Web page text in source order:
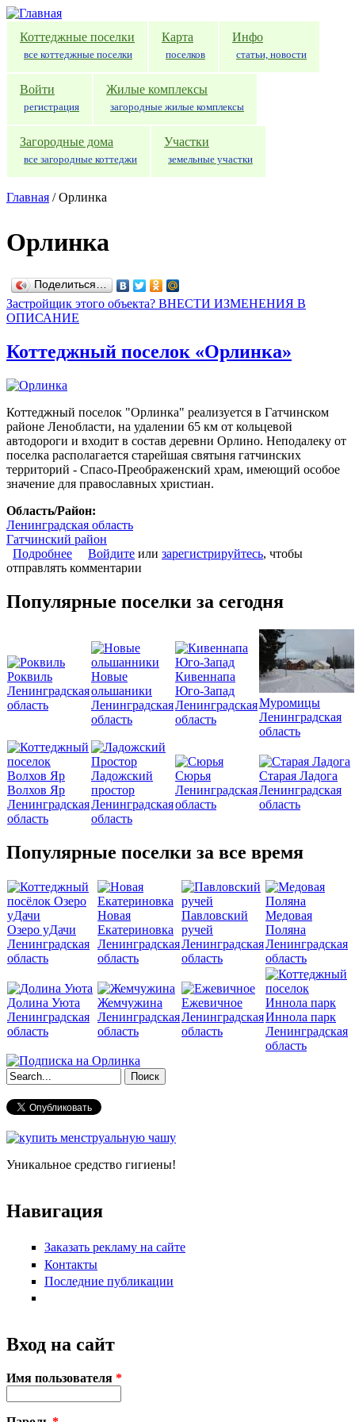
Перейти к основному содержанию
Коттеджные поселки
все коттеджные поселки
Карта
поселков
Инфо
статьи, новости
Войти
регистрация
Жилые комплексы
загородные жилые комплексы
Загородные дома
все загородные коттеджи
Участки
земельные участки
Главная /Орлинка
Орлинка
Поделиться…
Застройщик этого объекта? ВНЕСТИ ИЗМЕНЕНИЯ В
ОПИСАНИЕ
Коттеджный поселок «Орлинка»
Коттеджный поселок "Орлинка" реализуется в Гатчинском
районе Ленобласти, на удалении 65 км от кольцевой
автодороги и входит в состав деревни Орлино. Неподалеку от
поселка располагается старейшая святыня гатчинских
территорий - Спасо-Преображенский храм, имеющий особое
значение для православных христиан.
Область/Район:
Ленинградская область
Гатчинский район
Подробнее о Коттеджный поселок «Орлинка»
Войдите или зарегистрируйтесь, чтобы
отправлять комментарии
Популярные поселки за сегодня
Роквиль
Ленинградская
область
Новые
ольшаники
Ленинградская
область
Кивеннапа
Юго-Запад
Ленинградская
область
Муромицы
Ленинградская
область
Волхов Яр
Ленинградская
область
Ладожский
простор
Ленинградская
область
Сюрья
Ленинградская
область
Старая Ладога
Ленинградская
область
Популярные поселки за все время
Озеро уДачи
Ленинградская
область
Новая
Екатериновка
Ленинградская
область
Павловский
ручей
Ленинградская
область
Медовая
Поляна
Ленинградская
область
Долина Уюта
Ленинградская
область
Жемчужина
Ленинградская
область
Ежевичное
Ленинградская
область
Иннола парк
Ленинградская
область
Форма поиска
Уникальное средство гигиены!
Навигация
Заказать рекламу на сайте
Контакты
Последние публикации
Вход на сайт
Имя пользователя *